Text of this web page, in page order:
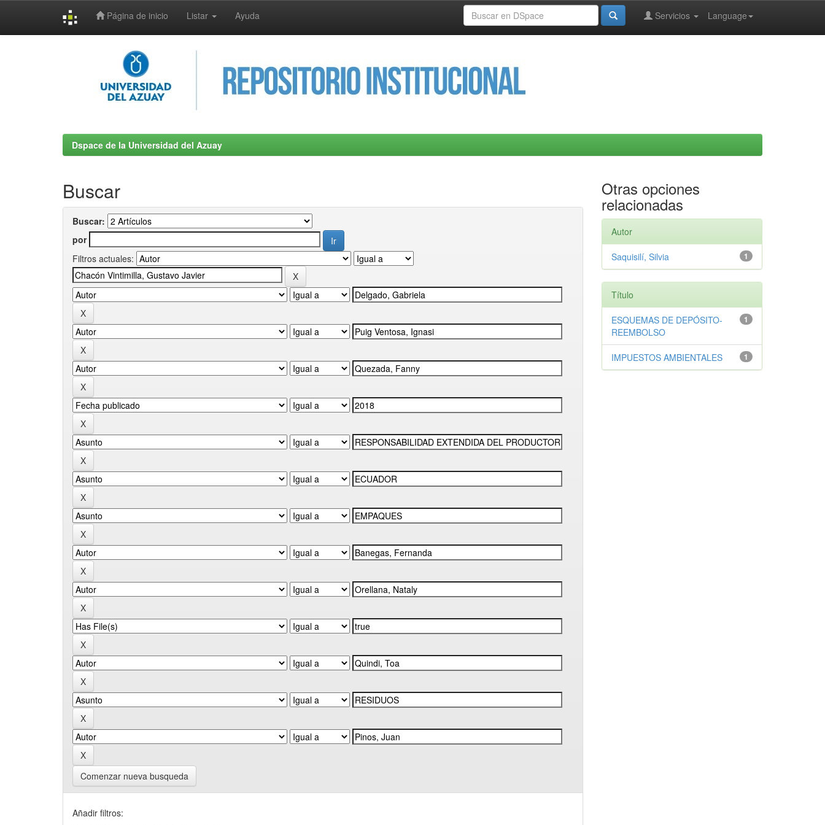
Página de inicio Listar Ayuda Language
Servicios
Dspace de la Universidad del Azuay
Buscar
Buscar:
por
Filtros actuales:
Comenzar nueva busqueda
Añadir filtros:
Otras opciones
relacionadas
Autor
1
Saquisilí, Silvia
Título
1
ESQUEMAS DE DEPÓSITO-
REEMBOLSO
1
IMPUESTOS AMBIENTALES